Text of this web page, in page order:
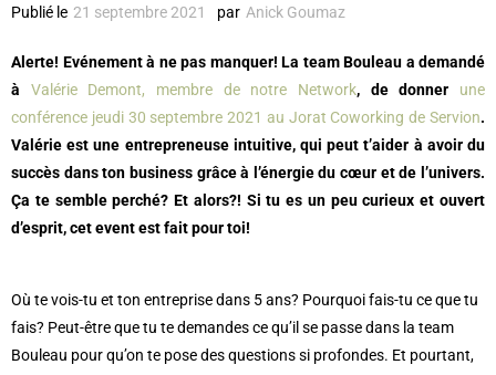
Publié le 21 septembre 2021 par Anick Goumaz
Alerte! Evénement à ne pas manquer! La team Bouleau a demandé
à Valérie Demont, membre de notre Network, de donner une
conférence jeudi 30 septembre 2021 au Jorat Coworking de Servion.
Valérie est une entrepreneuse intuitive, qui peut t’aider à avoir du
succès dans ton business grâce à l’énergie du cœur et de l’univers.
Ça te semble perché? Et alors?! Si tu es un peu curieux et ouvert
d’esprit, cet event est fait pour toi!
Où te vois-tu et ton entreprise dans 5 ans? Pourquoi fais-tu ce que tu
fais? Peut-être que tu te demandes ce qu’il se passe dans la team
Bouleau pour qu’on te pose des questions si profondes. Et pourtant,